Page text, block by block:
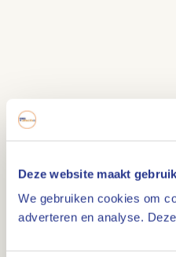
Deze website maakt
We gebruiken cookies om
adverteren en analyse.